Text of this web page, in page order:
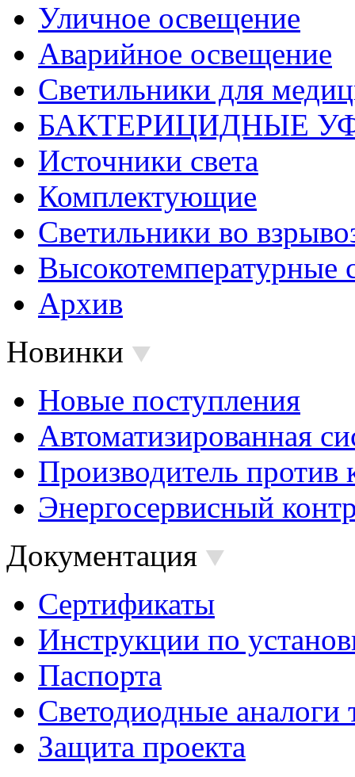
Уличное освещение
Аварийное освещение
Светильники для
БАКТЕРИЦИДНЫЕ
Источники света
Комплектующие
Светильники во
Высокотемпературные
Архив
Новинки
Новые поступления
Автоматизированная
Производитель против
Энергосервисный
Документация
Сертификаты
Инструкции по
Паспорта
Светодиодные аналоги
Защита проекта